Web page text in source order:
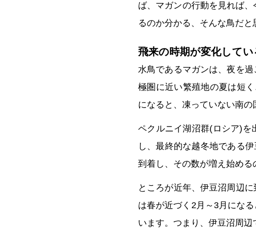
ば、マガンの行動を見れば
るのか分かる、そんな鳥だと
飛来の時期が変化してい
水鳥であるマガンは、夜を
極圏に近い繁殖地の夏は短
になると、凍っていない南の
ペクルニイ湖沼群(ロシア)を
し、最終的な越冬地である
到着し、その数が増え始める
ところが近年、伊豆沼周辺
は春が近づく2月～3月にな
います。つまり、伊豆沼周辺